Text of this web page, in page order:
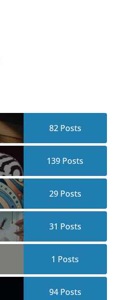
82Posts
139 Posts
29Posts
31 Posts
1 Posts
94Posts